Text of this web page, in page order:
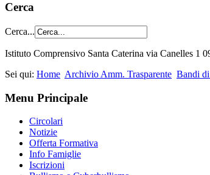
Cerca
Cerca...
Istituto Comprensivo Santa Caterina via Canelles 1
Sei qui: Home Archivio Amm. Trasparente Bandi di
Menu Principale
Circolari
Notizie
Offerta Formativa
Info Famiglie
Iscrizioni